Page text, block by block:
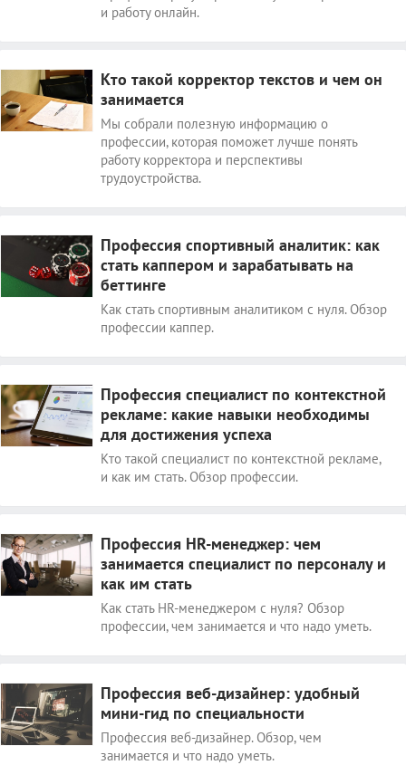
и работу онлайн.
Кто такой корректор текстов и чем он
занимается
Мы собрали полезную информацию о
профессии, которая поможет лучше понять
работу корректора и перспективы
трудоустройства.
Профессия спортивный аналитик: как
стать каппером и зарабатывать на
беттинге
Как стать спортивным аналитиком с нуля. Обзор
профессии каппер.
Профессия специалист по контекстной
рекламе: какие навыки необходимы
для достижения успеха
Кто такой специалист по контекстной рекламе,
и как им стать. Обзор профессии.
Профессия HR-менеджер: чем
занимается специалист по персоналу и
как им стать
Как стать HR-менеджером с нуля? Обзор
профессии, чем занимается и что надо уметь.
Профессия веб-дизайнер: удобный
мини-гид по специальности
Профессия веб-дизайнер. Обзор, чем
занимается и что надо уметь.